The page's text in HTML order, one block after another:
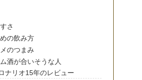
さ
の飲み方
のつまみ
酒が合いそうな人
ナリオ15年のレビュー